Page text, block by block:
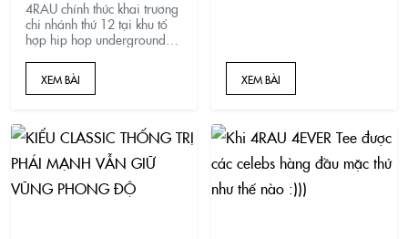
4RAU chính thức khai trương
chi nhánh thứ 12 tại khu tổ
hợp hip hop underground
trong tháng 12 vừa qua.
XEM BÀI XEM BÀI